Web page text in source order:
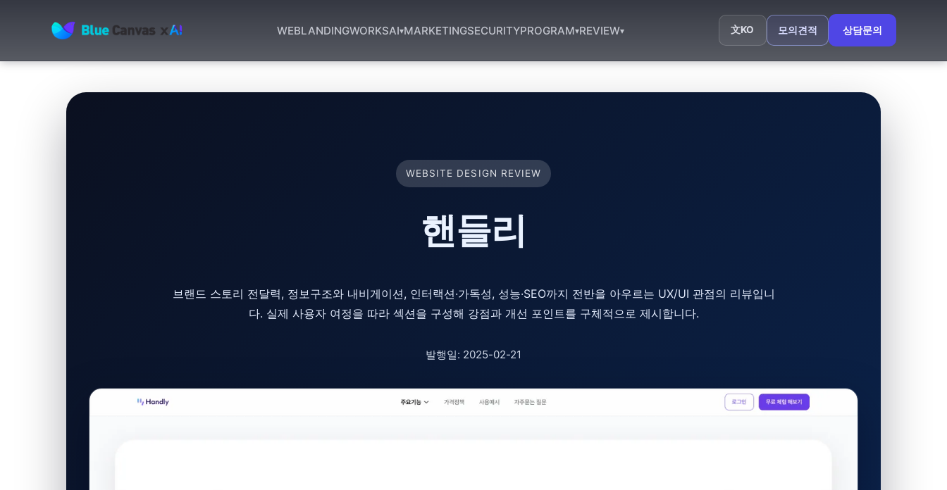
BLUECANVAS
WEBLANDINGWORKSAI▾MARKETINGSECURITYPROGRAM▾REVIEW▾ 文KO 모의견적 상담문의
WEBSITE DESIGN REVIEW
핸들리
브랜드 스토리 전달력, 정보구조와 내비게이션, 인터랙션·가독성, 성능·SEO까지 전반을 아우르는 UX/UI 관점의 리뷰입니
다. 실제 사용자 여정을 따라 섹션을 구성해 강점과 개선 포인트를 구체적으로 제시합니다.
발행일: 2025-02-21